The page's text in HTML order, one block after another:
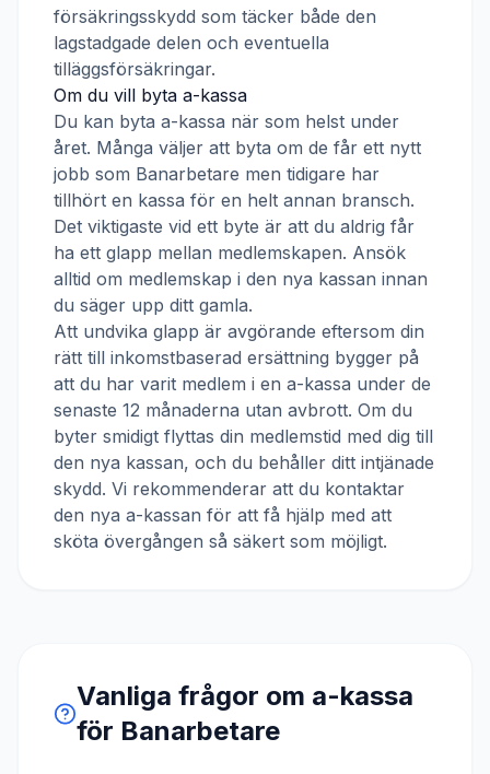
försäkringsskydd som täcker både den
lagstadgade delen och eventuella
tilläggsförsäkringar.
Om du vill byta a-kassa
Du kan byta a-kassa när som helst under
året. Många väljer att byta om de får ett nytt
jobb som Banarbetare men tidigare har
tillhört en kassa för en helt annan bransch.
Det viktigaste vid ett byte är att du aldrig får
ha ett glapp mellan medlemskapen. Ansök
alltid om medlemskap i den nya kassan innan
du säger upp ditt gamla.
Att undvika glapp är avgörande eftersom din
rätt till inkomstbaserad ersättning bygger på
att du har varit medlem i en a-kassa under de
senaste 12 månaderna utan avbrott. Om du
byter smidigt flyttas din medlemstid med dig till
den nya kassan, och du behåller ditt intjänade
skydd. Vi rekommenderar att du kontaktar
den nya a-kassan för att få hjälp med att
sköta övergången så säkert som möjligt.
Vanliga frågor om a-kassa
för Banarbetare